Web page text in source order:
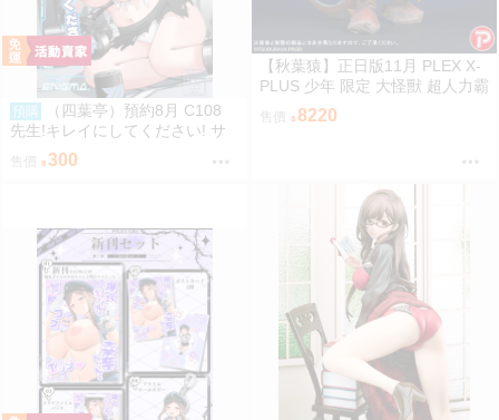
預購
（四葉亭）預約8月 C108
先生!キレイにしてください! サ
メジマ
售價 300
【秋葉猿】正日版11月 PLEX X-
PLUS 少年 限定 大怪獸 超人力霸
王 迪卡 迪迦 超古代鳥 美爾巴 少
售價 8220